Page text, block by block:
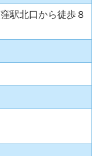
駅北口から徒歩８